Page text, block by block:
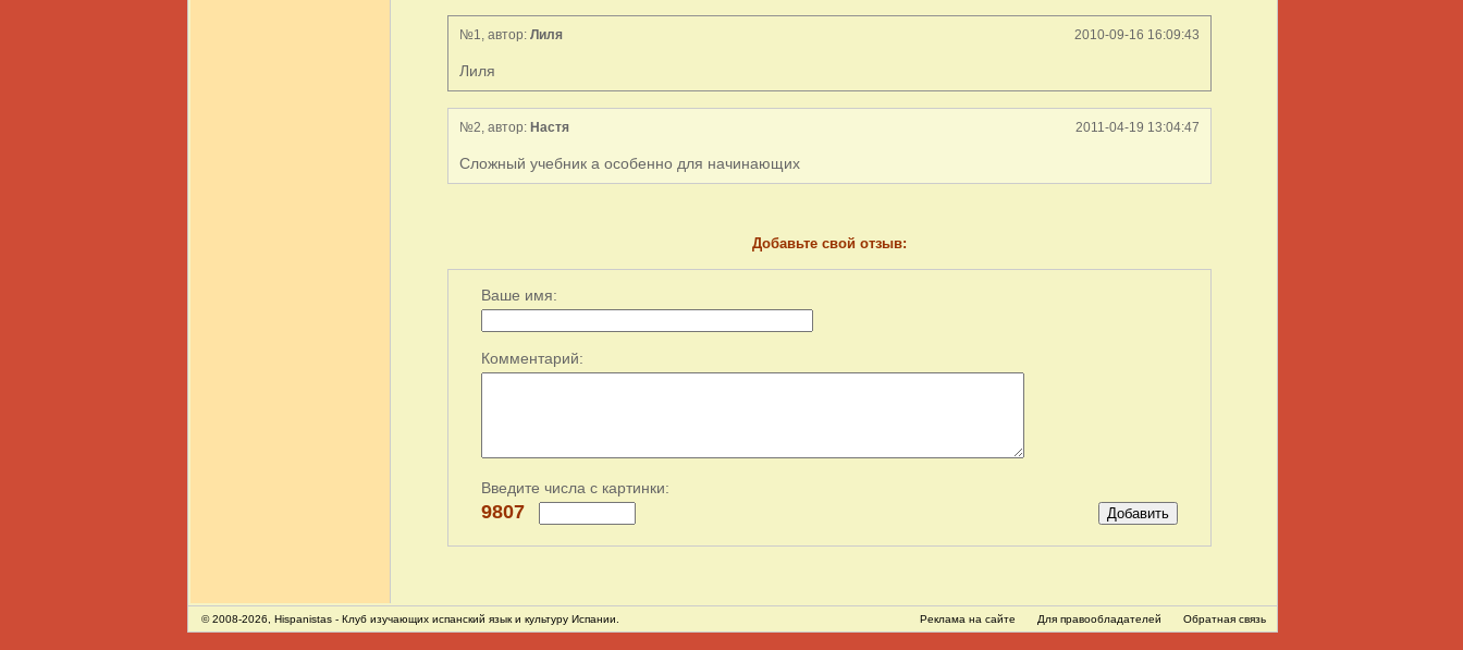
№1, автор: Лиля 2010-09-16 16:09:43
Лиля
№2, автор: Настя 2011-04-19 13:04:47
Сложный учебник а особенно для начинающих
Добавьте свой отзыв:
Ваше имя:
Комментарий:
Введите числа с картинки:
9807
© 2008-2026, Hispanistas - Клуб изучающих испанский язык и культуру Испании. Обратная связь
Для правообладателей
Реклама на сайте